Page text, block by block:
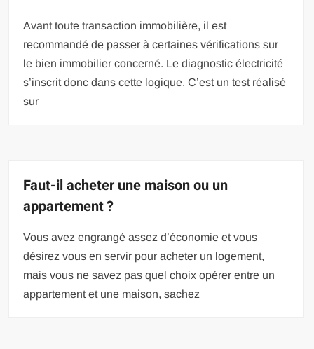
Avant toute transaction immobilière, il est
recommandé de passer à certaines vérifications sur
le bien immobilier concerné. Le diagnostic électricité
s’inscrit donc dans cette logique. C’est un test réalisé
sur
Faut-il acheter une maison ou un
appartement ?
Vous avez engrangé assez d’économie et vous
désirez vous en servir pour acheter un logement,
mais vous ne savez pas quel choix opérer entre un
appartement et une maison, sachez